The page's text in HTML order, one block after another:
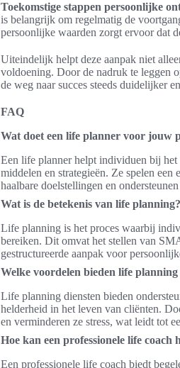
Toekomstige stappen persoonlijke
is belangrijk om regelmatig de
persoonlijke waarden zorgt ervoor dat
Uiteindelijk helpt deze aanpak niet
voldoening. Door de nadruk te leggen
de weg naar succes steeds duidelijker
FAQ
Wat doet een life planner voor jouw
Een life planner helpt individuen bij
middelen en strategieën. Ze spelen
haalbare doelstellingen en
Wat is de betekenis van life planning?
Life planning is het proces waarbij
bereiken. Dit omvat het stellen van
gestructureerde aanpak voor
Welke voordelen bieden life planning
Life planning diensten bieden
helderheid in het leven van cliënten.
en verminderen ze stress, wat leidt tot
Hoe kan een professionele life coach
Een professionele life coach biedt